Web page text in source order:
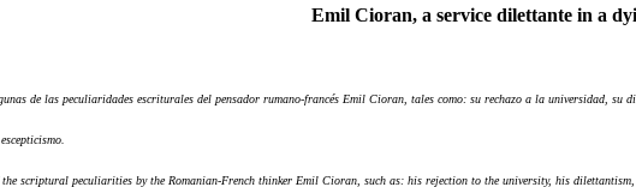
Emil Cioran, a service dilettante in a
de las peculiaridades escriturales del pensador rumano-francés Emil Cioran, tales como: su rechazo a la universidad,
scriptural peculiarities by the Romanian-French thinker Emil Cioran, such as: his rejection to the university, his